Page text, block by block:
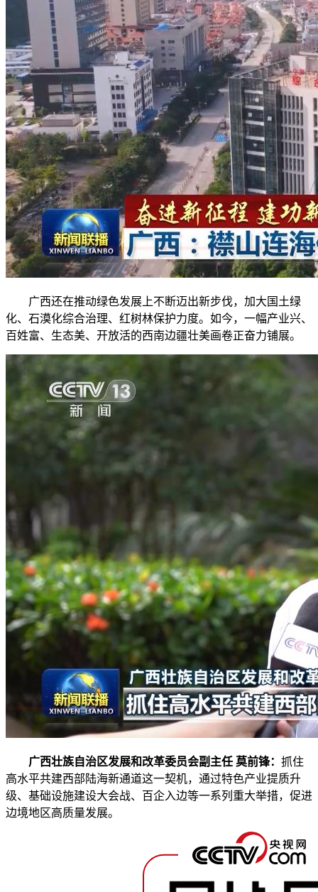
广西还在推动绿色发展上不断迈出新步伐，加大国土绿
化、石漠化综合治理、红树林保护力度。如今，一幅产业兴、
百姓富、生态美、开放活的西南边疆壮美画卷正奋力铺展。
广西壮族自治区发展和改革委员会副主任 莫前锋： 抓住
高水平共建西部陆海新通道这一契机，通过特色产业提质升
级、基础设施建设大会战、百企入边等一系列重大举措，促进
边境地区高质量发展。